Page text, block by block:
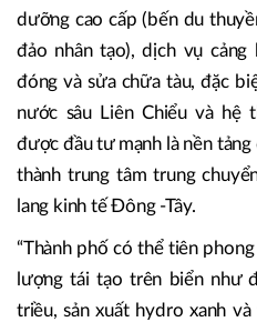
dưỡng cao cấp (bến du
đảo nhân tạo), dịch vụ cảng
đóng và sửa chữa tàu, đặc
nước sâu Liên Chiểu và hệ
được đầu tư mạnh là nền
thành trung tâm trung
lang kinh tế Đông -Tây.
“Thành phố có thể tiên
lượng tái tạo trên biển như
triều, sản xuất hydro xanh